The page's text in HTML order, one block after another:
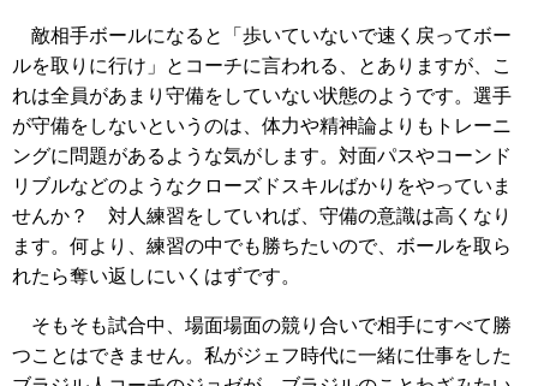
敵相手ボールになると「歩いていないで速く戻ってボー
ルを取りに行け」とコーチに言われる、とありますが、こ
れは全員があまり守備をしていない状態のようです。選手
が守備をしないというのは、体力や精神論よりもトレーニ
ングに問題があるような気がします。対面パスやコーンド
リブルなどのようなクローズドスキルばかりをやっていま
せんか？ 対人練習をしていれば、守備の意識は高くなり
ます。何より、練習の中でも勝ちたいので、ボールを取ら
れたら奪い返しにいくはずです。
そもそも試合中、場面場面の競り合いで相手にすべて勝
つことはできません。私がジェフ時代に一緒に仕事をした